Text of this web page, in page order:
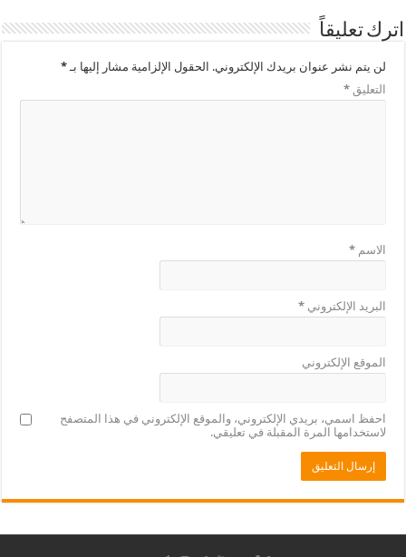
اترك تعليقاً
لن يتم نشر عنوان بريدك الإلكتروني. الحقول الإلزامية مشار إليها بـ*
التعليق*
الاسم*
البريد الإلكتروني*
الموقع الإلكتروني
احفظ اسمي، بريدي الإلكتروني، والموقع الإلكتروني في هذا المتصفح
لاستخدامها المرة المقبلة في تعليقي.